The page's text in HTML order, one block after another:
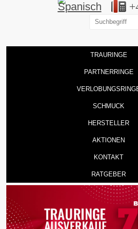
TRAURINGE
PARTNERRINGE
SCHMUCK
HERSTELLER
AKTIONEN
KONTAKT
RATGEBER